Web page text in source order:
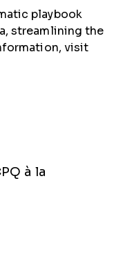
à la
playbook
streamlining the
visit